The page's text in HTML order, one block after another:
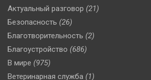
Актуальный разговор (21)
Безопасность (26)
Благотворительность (2)
Благоустройство (686)
В мире (975)
Ветеринарная служба (1)